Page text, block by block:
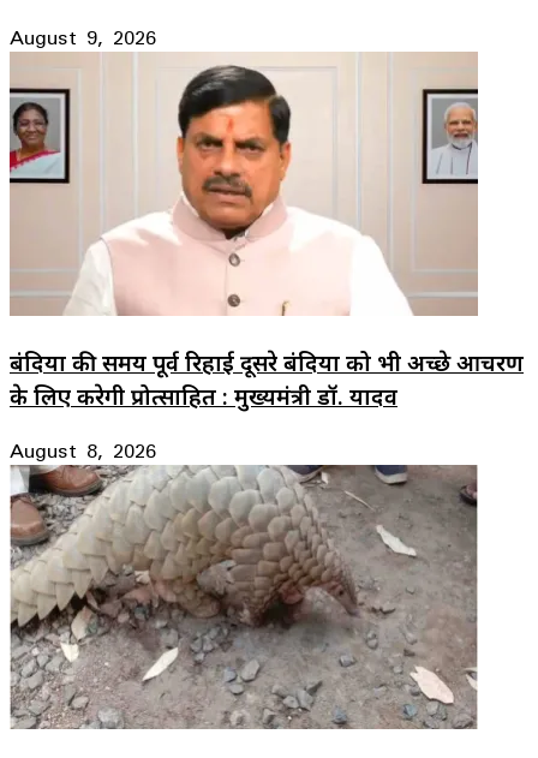
August 9, 2026
बंदियों की समय पूर्व रिहाई दूसरे बंदियों को भी अच्छे आचरण
के लिए करेगी प्रोत्साहित : मुख्यमंत्री डॉ. यादव
August 8, 2026